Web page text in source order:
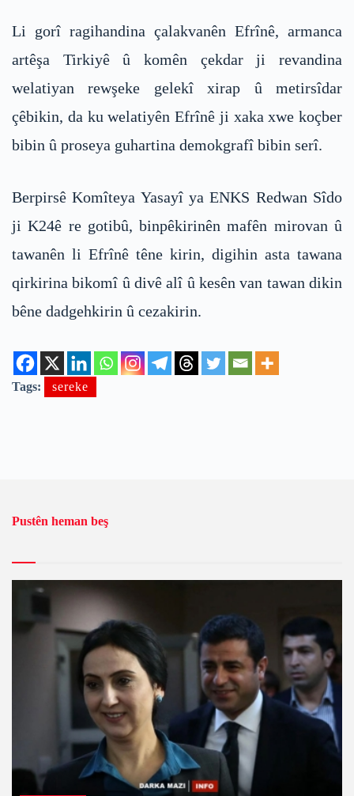
Li gorî ragihandina çalakvanên Efrînê, armanca
artêşa Tirkiyê û komên çekdar ji revandina
welatiyan rewşeke gelekî xirap û metirsîdar
çêbikin, da ku welatiyên Efrînê ji xaka xwe koçber
bibin û proseya guhartina demokgrafî bibin serî.
Berpirsê Komîteya Yasayî ya ENKS Redwan Sîdo
ji K24ê re gotibû, binpêkirinên mafên mirovan û
tawanên li Efrînê têne kirin, digihin asta tawana
qirkirina bikomî û divê alî û kesên van tawan dikin
bêne dadgehkirin û cezakirin.
Tags: sereke
Pustên heman beş